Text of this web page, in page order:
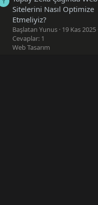
Sitelerini Nasıl Optimize
Etmeliyiz?
Başlatan Yunus 19 Kas 2025
Cevaplar: 1
Web Tasarım